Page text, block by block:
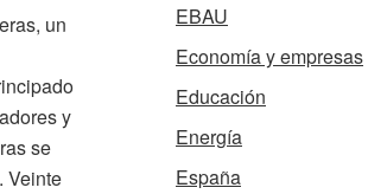
un
y
se
Veinte
EBAU
Economía y empresas
Educación
Energía
España